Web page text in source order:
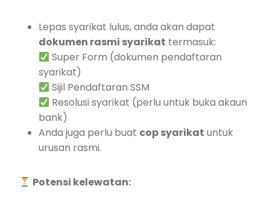
Lepas syarikat lulus, anda akan dapat
dokumen rasmi syarikat termasuk:
Super Form (dokumen pendaftaran
syarikat)
Sijil Pendaftaran SSM
Resolusi syarikat (perlu untuk buka akaun
bank)
Anda juga perlu buat cop syarikat untuk
urusan rasmi.
Potensi kelewatan: